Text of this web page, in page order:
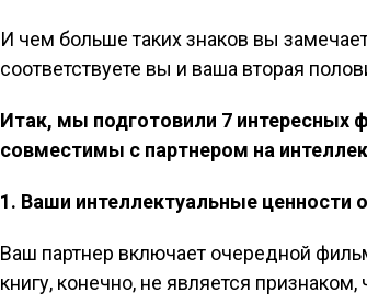
И чем больше таких знаков вы
соответствуете вы и ваша вторая
Итак, мы подготовили 7 интересных
совместимы с партнером на
1. Ваши интеллектуальные ценности
Ваш партнер включает очередной
книгу, конечно, не является